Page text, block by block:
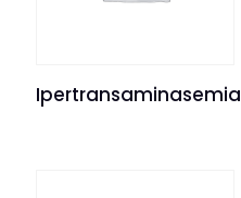
Ipertransaminasemia